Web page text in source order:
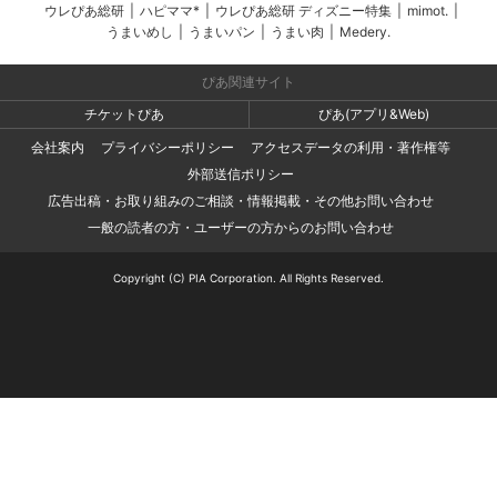
ウレぴあ総研 ハピママ* ウレぴあ総研 ディズニー特集 mimot.
うまいめし
うまいパン うまい肉 Medery.
ぴあ関連サイト
チケットぴあ
ぴあ(アプリ&Web)
会社案内
プライバシーポリシー
アクセスデータの利用・著作権等
外部送信ポリシー
広告出稿・お取り組みのご相談・情報掲載・その他お問い合わせ
一般の読者の方・ユーザーの方からのお問い合わせ
Copyright (C) PIA Corporation. All Rights Reserved.